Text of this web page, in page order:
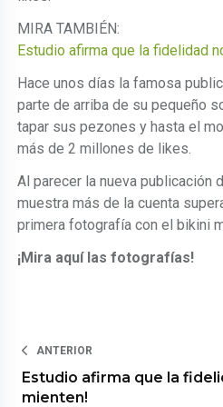
MIRA TAMBIÉN:
Estudio afirma que la fidelidad
Hace unos días la famosa
parte de arriba de su pequeño
tapar sus pezones y hasta el
más de 2 millones de likes.
Al parecer la nueva publicación
muestra más de la cuenta
primera fotografía con el bikini
¡Mira aquí las fotografías!
ANTERIOR
Estudio afirma que la
mienten!